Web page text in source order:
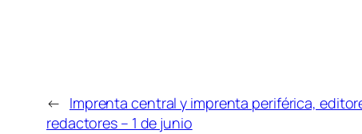
← Imprenta central y imprenta periférica,
redactores – 1 de junio